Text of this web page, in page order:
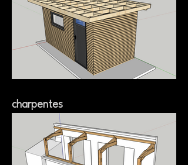
charpentes